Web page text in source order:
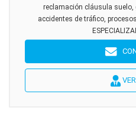
reclamación cláusula
accidentes de tráfico,